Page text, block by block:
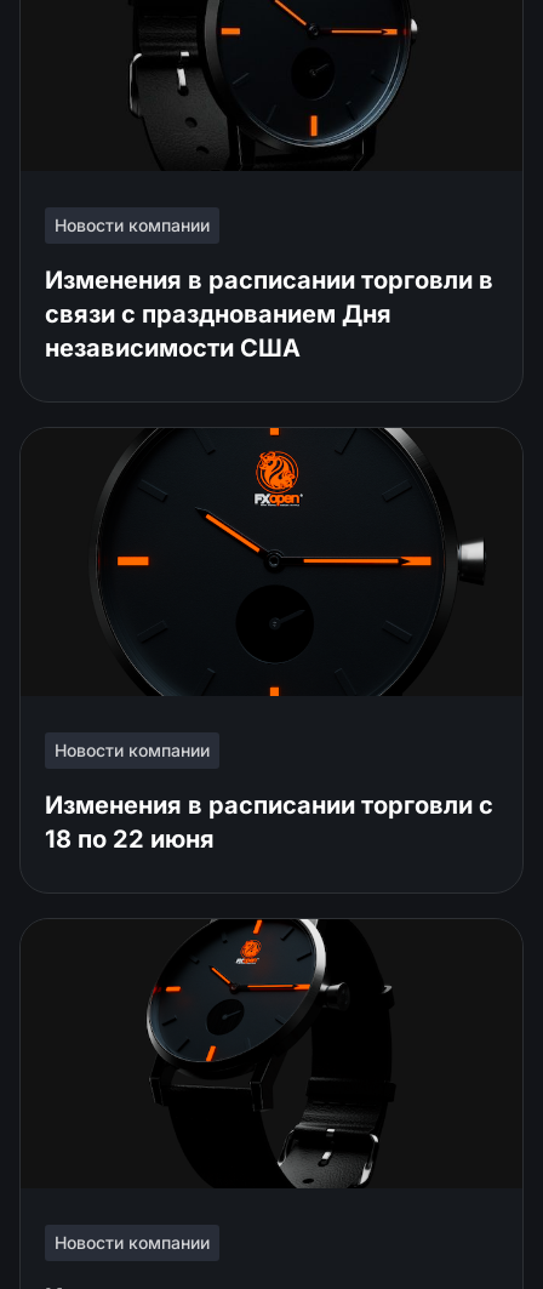
Новости компании
Изменения в расписании торговли в
связи с празднованием Дня
независимости США
Новости компании
Изменения в расписании торговли c
18 по 22 июня
Новости компании